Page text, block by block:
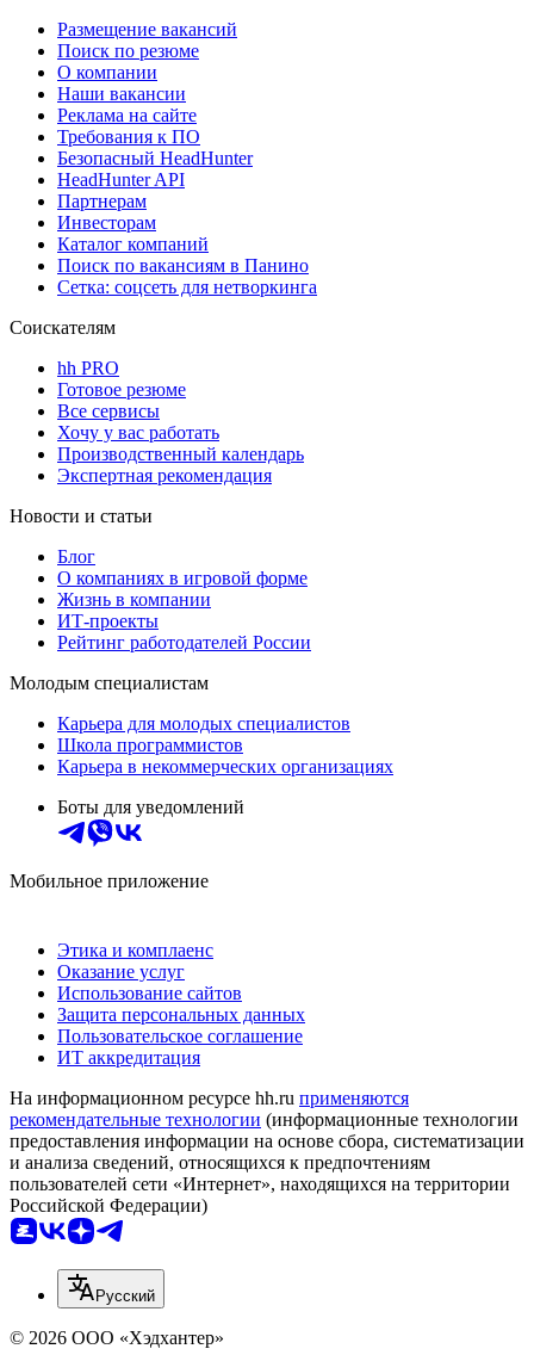
Размещение вакансий
Поиск по резюме
О компании
Наши вакансии
Реклама на сайте
Требования к ПО
Безопасный HeadHunter
HeadHunter API
Партнерам
Инвесторам
Каталог компаний
Поиск по вакансиям в Панино
Сетка: соцсеть для нетворкинга
Соискателям
hh PRO
Готовое резюме
Все сервисы
Хочу у вас работать
Производственный календарь
Экспертная рекомендация
Новости и статьи
Блог
О компаниях в игровой форме
Жизнь в компании
ИТ-проекты
Рейтинг работодателей России
Молодым специалистам
Карьера для молодых специалистов
Школа программистов
Карьера в некоммерческих организациях
Боты для уведомлений
Мобильное приложение
Этика и комплаенс
Оказание услуг
Использование сайтов
Защита персональных данных
Пользовательское соглашение
ИТ аккредитация
На информационном ресурсе hh.ru применяются
рекомендательные технологии (информационные технологии
предоставления информации на основе сбора, систематизации
и анализа сведений, относящихся к предпочтениям
пользователей сети «Интернет», находящихся на территории
Российской Федерации)
Русский
© 2026 ООО «Хэдхантер»